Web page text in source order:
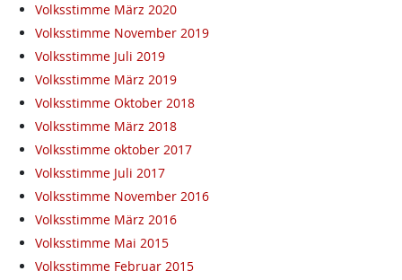
Volksstimme März 2020
Volksstimme November 2019
Volksstimme Juli 2019
Volksstimme März 2019
Volksstimme Oktober 2018
Volksstimme März 2018
Volksstimme oktober 2017
Volksstimme Juli 2017
Volksstimme November 2016
Volksstimme März 2016
Volksstimme Mai 2015
Volksstimme Februar 2015